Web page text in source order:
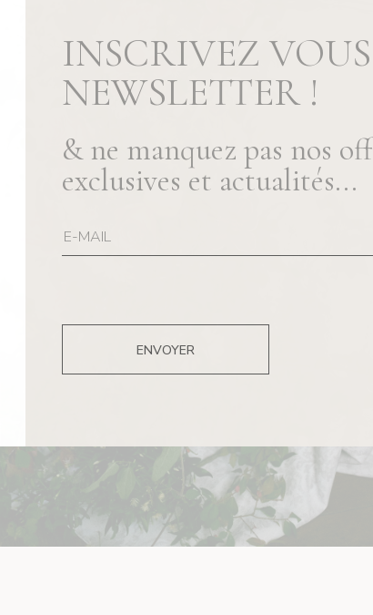
INSCRIVEZ
NEWSLETTER !
& ne manquez pas nos
exclusives et actualités...
ENVOYER